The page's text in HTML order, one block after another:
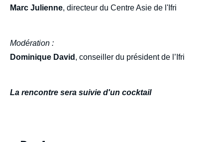
Marc Julienne, directeur du Centre Asie de l'Ifri
Modération :
Dominique David , conseiller du président de l’Ifri
La rencontre sera suivie d'un cocktail